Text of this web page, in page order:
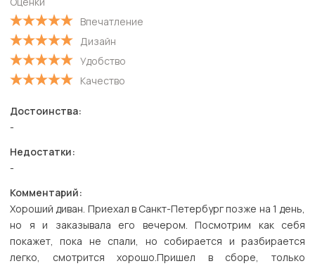
С высокой оценкой
С низкой оценкой
Впечатление
Дизайн
Удобство
Качество
Достоинства:
-
Недостатки:
-
Комментарий:
Хороший диван. Приехал в Санкт-Петербург позже на 1 день,
но я и заказывала его вечером. Посмотрим как себя
покажет, пока не спали, но собирается и разбирается
легко, смотрится хорошо.Пришел в сборе, только